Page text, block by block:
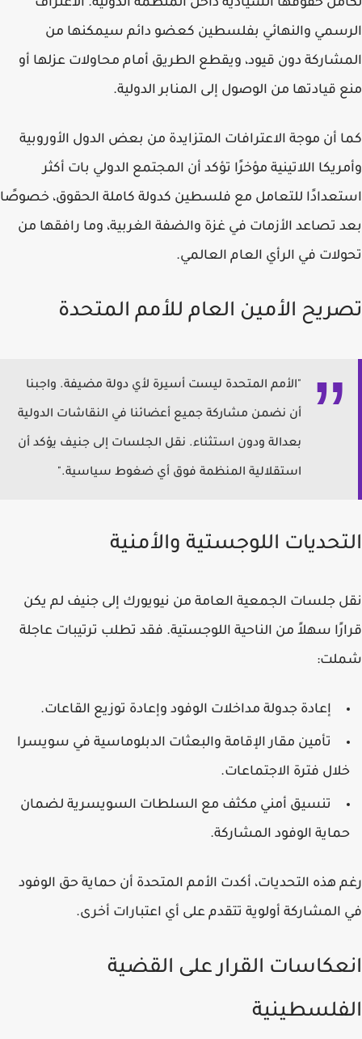
لكامل حقوقها السيادية داخل المنظمة الدولية. الاعتراف
الرسمي والنهائي بفلسطين كعضو دائم سيمكنها من
المشاركة دون قيود، ويقطع الطريق أمام محاولات عزلها أو
منع قيادتها من الوصول إلى المنابر الدولية.
كما أن موجة الاعترافات المتزايدة من بعض الدول الأوروبية
وأمريكا اللاتينية مؤخرًا تؤكد أن المجتمع الدولي بات أكثر
استعدادًا للتعامل مع فلسطين كدولة كاملة الحقوق، خصوصًا
بعد تصاعد الأزمات في غزة والضفة الغربية، وما رافقها من
تحولات في الرأي العام العالمي.
تصريح الأمين العام للأمم المتحدة
"الأمم المتحدة ليست أسيرة لأي دولة مضيفة. واجبنا
أن نضمن مشاركة جميع أعضائنا في النقاشات الدولية
بعدالة ودون استثناء. نقل الجلسات إلى جنيف يؤكد أن
استقلالية المنظمة فوق أي ضغوط سياسية."
التحديات اللوجستية والأمنية
نقل جلسات الجمعية العامة من نيويورك إلى جنيف لم يكن
قرارًا سهلاً من الناحية اللوجستية. فقد تطلب ترتيبات عاجلة
شملت:
إعادة جدولة مداخلات الوفود وإعادة توزيع القاعات.
تأمين مقار الإقامة والبعثات الدبلوماسية في سويسرا
خلال فترة الاجتماعات.
تنسيق أمني مكثف مع السلطات السويسرية لضمان
حماية الوفود المشاركة.
رغم هذه التحديات، أكدت الأمم المتحدة أن حماية حق الوفود
في المشاركة أولوية تتقدم على أي اعتبارات أخرى.
انعكاسات القرار على القضية
الفلسطينية